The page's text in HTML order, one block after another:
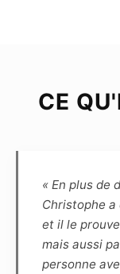
Chaque
contraintes
Article 4
Le choix des
uniquement
CE
« En plus de
Christophe a
et il le
mais aussi
personne